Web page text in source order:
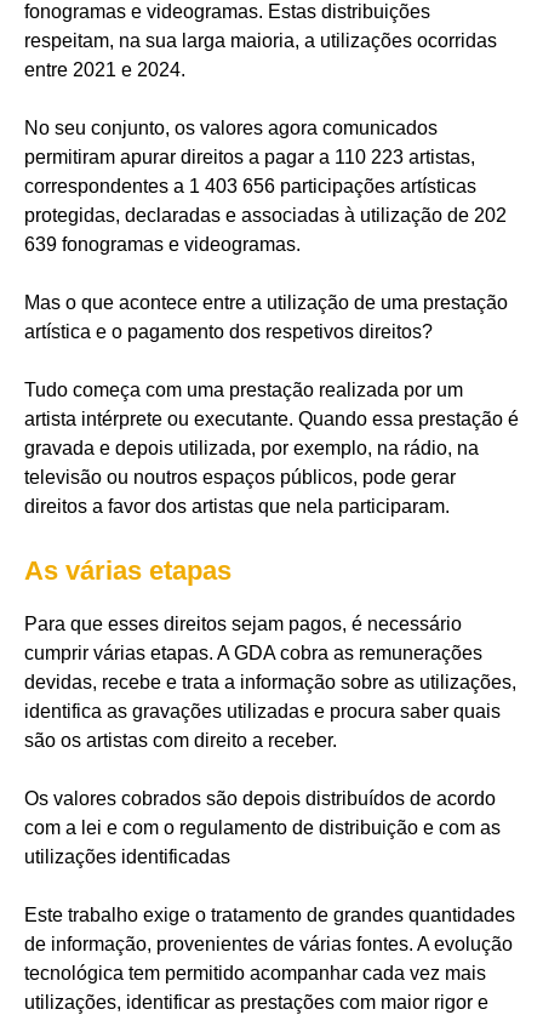
fonogramas e videogramas. Estas distribuições
respeitam, na sua larga maioria, a utilizações ocorridas
entre 2021 e 2024.
No seu conjunto, os valores agora comunicados
permitiram apurar direitos a pagar a 110 223 artistas,
correspondentes a 1 403 656 participações artísticas
protegidas, declaradas e associadas à utilização de 202
639 fonogramas e videogramas.
Mas o que acontece entre a utilização de uma prestação
artística e o pagamento dos respetivos direitos?
Tudo começa com uma prestação realizada por um
artista intérprete ou executante. Quando essa prestação é
gravada e depois utilizada, por exemplo, na rádio, na
televisão ou noutros espaços públicos, pode gerar
direitos a favor dos artistas que nela participaram.
As várias etapas
Para que esses direitos sejam pagos, é necessário
cumprir várias etapas. A GDA cobra as remunerações
devidas, recebe e trata a informação sobre as utilizações,
identifica as gravações utilizadas e procura saber quais
são os artistas com direito a receber.
Os valores cobrados são depois distribuídos de acordo
com a lei e com o regulamento de distribuição e com as
utilizações identificadas
Este trabalho exige o tratamento de grandes quantidades
de informação, provenientes de várias fontes. A evolução
tecnológica tem permitido acompanhar cada vez mais
utilizações, identificar as prestações com maior rigor e